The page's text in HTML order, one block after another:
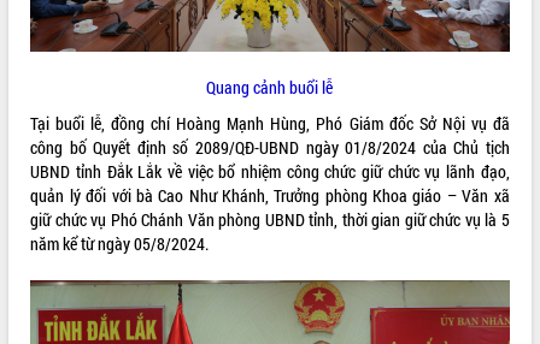
Quang cảnh buổi lễ
Tại buổi lễ, đồng chí Hoàng Mạnh Hùng, Phó Giám đốc Sở Nội vụ đã
công bố Quyết định số 2089/QĐ-UBND ngày 01/8/2024 của Chủ tịch
UBND tỉnh Đắk Lắk về việc bổ nhiệm công chức giữ chức vụ lãnh đạo,
quản lý đối với bà Cao Như Khánh, Trưởng phòng Khoa giáo – Văn xã
giữ chức vụ Phó Chánh Văn phòng UBND tỉnh, thời gian giữ chức vụ là 5
năm kể từ ngày 05/8/2024.